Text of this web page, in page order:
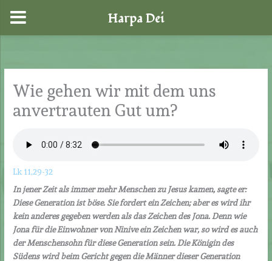
springen
Wie gehen wir mit dem uns
anvertrauten Gut um?
Lk 11,29-32
In jener Zeit als immer mehr Menschen zu Jesus kamen, sagte er:
Diese Generation ist böse. Sie fordert ein Zeichen; aber es wird ihr
kein anderes gegeben werden als das Zeichen des Jona. Denn wie
Jona für die Einwohner von Ninive ein Zeichen war, so wird es auch
der Menschensohn für diese Generation sein. Die Königin des
Südens wird beim Gericht gegen die Männer dieser Generation
Harpa Dei